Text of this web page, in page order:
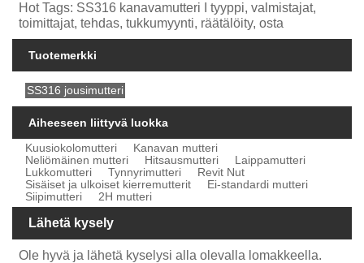
Hot Tags: SS316 kanavamutteri I tyyppi, valmistajat,
toimittajat, tehdas, tukkumyynti, räätälöity, osta
Tuotemerkki
SS316 jousimutteri
Aiheeseen liittyvä luokka
Kuusiokolomutteri
Kanavan mutteri
Neliömäinen mutteri
Hitsausmutteri
Laippamutteri
Lukkomutteri
Tynnyrimutteri
Revit Nut
Sisäiset ja ulkoiset kierremutterit
Ei-standardi mutteri
Siipimutteri
2H mutteri
Lähetä kysely
Ole hyvä ja lähetä kyselysi alla olevalla lomakkeella.